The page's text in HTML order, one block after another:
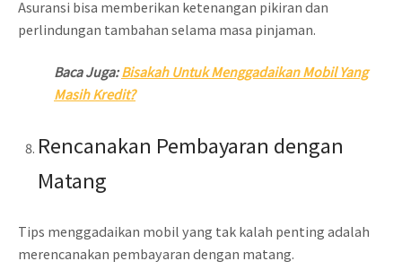
Asuransi bisa memberikan ketenangan pikiran dan
perlindungan tambahan selama masa pinjaman.
Baca Juga:Bisakah Untuk Menggadaikan Mobil Yang
Masih Kredit?
Rencanakan Pembayaran dengan
Matang
Tips menggadaikan mobil yang tak kalah penting adalah
merencanakan pembayaran dengan matang.